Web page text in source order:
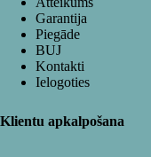
Garantija
Piegāde
BUJ
Kontakti
Ielogoties
Klientu apkalpošana